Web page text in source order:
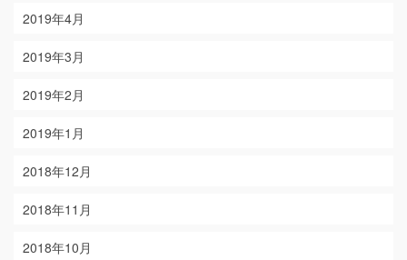
2019年4月
2019年3月
2019年2月
2019年1月
2018年12月
2018年11月
2018年10月